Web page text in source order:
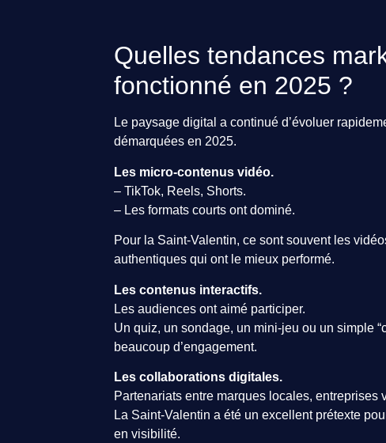
Quelles tendances
fonctionné en 2025 ?
Le paysage digital a continué d’évoluer
démarquées en 2025.
Les micro-contenus vidéo.
– TikTok, Reels, Shorts.
– Les formats courts ont dominé.
Pour la Saint-Valentin, ce sont souvent les
authentiques qui ont le mieux performé.
Les contenus interactifs.
Les audiences ont aimé participer.
Un quiz, un sondage, un mini-jeu ou un simple
beaucoup d’engagement.
Les collaborations digitales.
Partenariats entre marques locales, entreprises
La Saint-Valentin a été un excellent prétexte
en visibilité.